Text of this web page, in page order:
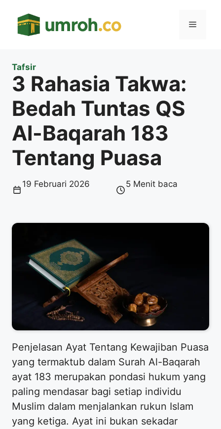
Menu
Tafsir
3 Rahasia Takwa:
Bedah Tuntas QS
Al-Baqarah 183
Tentang Puasa
19 Februari 2026 5 Menit baca
Penjelasan Ayat Tentang Kewajiban Puasa
yang termaktub dalam Surah Al-Baqarah
ayat 183 merupakan pondasi hukum yang
paling mendasar bagi setiap individu
Muslim dalam menjalankan rukun Islam
yang ketiga. Ayat ini bukan sekadar